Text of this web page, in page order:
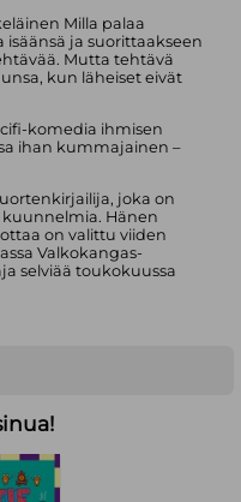
Milla palaa
ja suorittaakseen
Mutta tehtävä
kun läheiset eivät
komedia ihmisen
ihan kummajainen –
joka on
Hänen
on valittu viiden
Valkokangas-
selviää toukokuussa